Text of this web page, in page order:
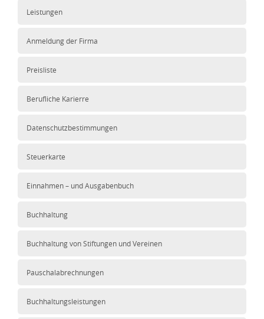
Leistungen
Anmeldung der Firma
Preisliste
Berufliche Karierre
Datenschutzbestimmungen
Steuerkarte
Einnahmen – und Ausgabenbuch
Buchhaltung
Buchhaltung von Stiftungen und Vereinen
Pauschalabrechnungen
Buchhaltungsleistungen